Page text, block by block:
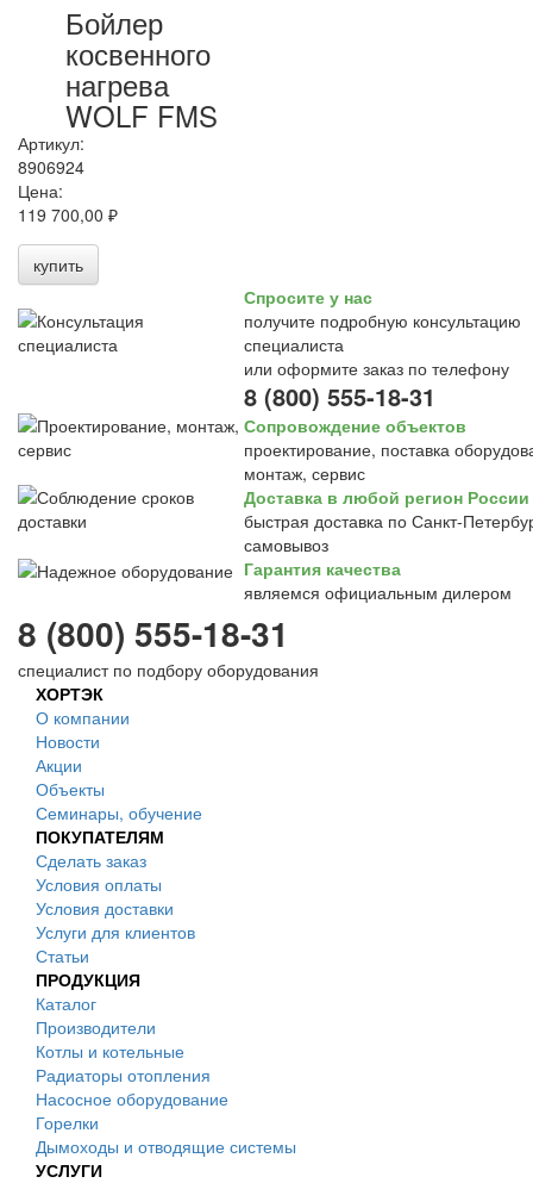
Бойлер
косвенного
нагрева
WOLF FMS
Артикул:
8906924
Цена:
119 700,00 ₽
купить
Спросите у нас
получите подробную консультацию
специалиста
или оформите заказ по телефону
8 (800) 555-18-31
Сопровождение объектов
проектирование, поставка
монтаж, сервис
Доставка в любой регион России
быстрая доставка по Санкт-
самовывоз
Гарантия качества
являемся официальным дилером
8 (800) 555-18-31
специалист по подбору оборудования
ХОРТЭК
О компании
Новости
Акции
Объекты
Семинары, обучение
ПОКУПАТЕЛЯМ
Сделать заказ
Условия оплаты
Условия доставки
Услуги для клиентов
Статьи
ПРОДУКЦИЯ
Каталог
Производители
Котлы и котельные
Радиаторы отопления
Насосное оборудование
Горелки
Дымоходы и отводящие системы
УСЛУГИ